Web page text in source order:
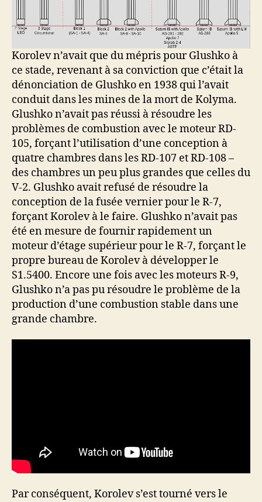
Korolev n’avait que du mépris pour Glushko à
ce stade, revenant à sa conviction que c’était la
dénonciation de Glushko en 1938 qui l’avait
conduit dans les mines de la mort de Kolyma.
Glushko n’avait pas réussi à résoudre les
problèmes de combustion avec le moteur RD-
105, forçant l’utilisation d’une conception à
quatre chambres dans les RD-107 et RD-108 –
des chambres un peu plus grandes que celles du
V-2. Glushko avait refusé de résoudre la
conception de la fusée vernier pour le R-7,
forçant Korolev à le faire. Glushko n’avait pas
été en mesure de fournir rapidement un
moteur d’étage supérieur pour le R-7, forçant le
propre bureau de Korolev à développer le
S1.5400. Encore une fois avec les moteurs R-9,
Glushko n’a pas pu résoudre le problème de la
production d’une combustion stable dans une
grande chambre.
Par conséquent, Korolev s’est tourné vers le